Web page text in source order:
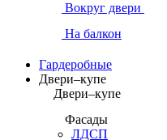
Вокруг двери
На балкон
Гардеробные
Двери–купе
Двери–купе
Фасады
ЛДСП